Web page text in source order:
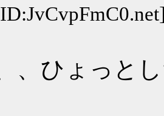
、ひょっと